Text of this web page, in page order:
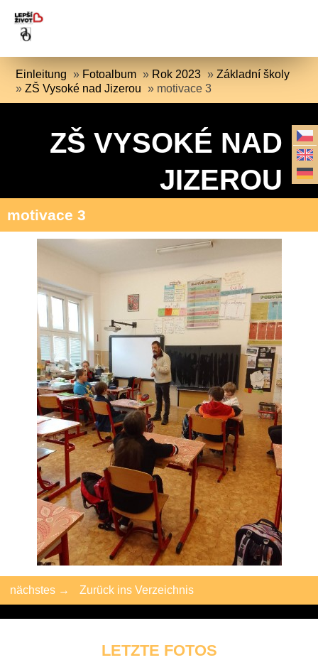
Einleitung » Fotoalbum » Rok 2023 »Základní školy
»ZŠ Vysoké nad Jizerou » motivace 3
ZŠ VYSOKÉ NAD
JIZEROU
motivace 3
nächstes → Zurück ins Verzeichnis
LETZTE FOTOS